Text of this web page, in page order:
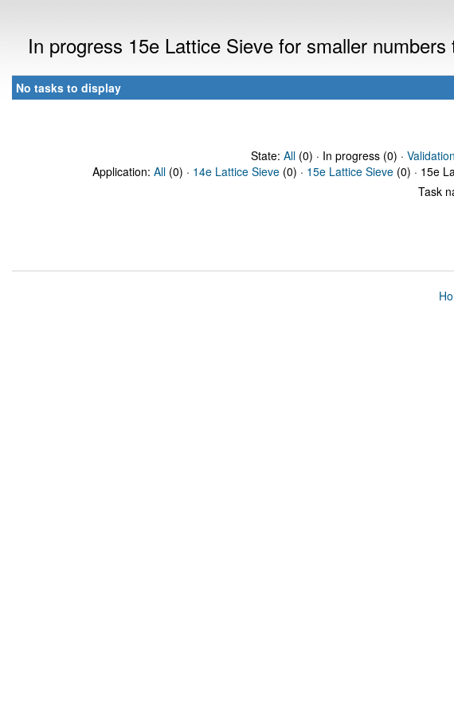
In progress 15e Lattice Sieve for smaller
No tasks to display
State: All(0) · In progress (0) ·
Application: All (0) · 14e Lattice Sieve (0) · 15e Lattice Sieve (0) · 15e
Task